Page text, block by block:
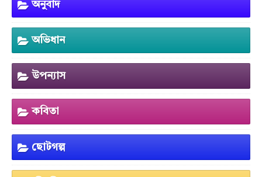
অনুবাদ
অভিধান
উপন্যাস
কবিতা
ছোটগল্প